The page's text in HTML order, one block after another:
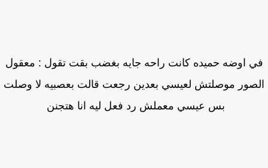
اوضه حميده كانت راحه جايه بغضب بقت تقول : معقول
موصلتش لعيسي بعدين رجعت قالت بعصبيه لا وصلت
بس عيسي معملش رد فعل ليه انا هتجنن